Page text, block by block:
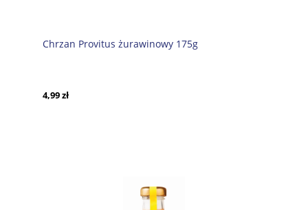
Chrzan Provitus żurawinowy 175g
4,99 zł